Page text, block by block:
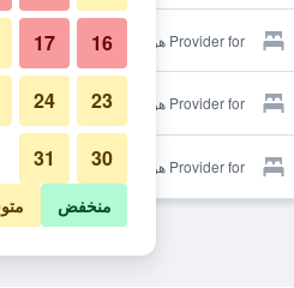
Provider for هوستال جيتسيماني
Provider for هوستال جيتسيماني
Provider for هوستال جيتسيماني
16
17
23
24
30
31
منخفض